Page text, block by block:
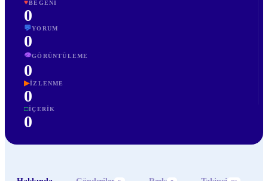
♥BEĞENI
0
💬YORUM
0
👁GÖRÜNTÜLEME
0
▶İZLENME
0
□İÇERIK
0